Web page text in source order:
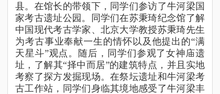
县。在馆长的带领下，同学们参访了牛河梁国
家考古遗址公园。同学们在苏秉琦纪念馆了解
中国现代考古学家、北京大学教授苏秉琦先生
为考古事业奉献一生的情怀以及他提出的“满
天星斗”观点。随后，同学们参观了女神庙遗
址，了解其“择中而居”的建筑特点，并且实地
考察了探方发掘现场。在祭坛遗址和牛河梁考
古工作站，同学们身临其境地感受了牛河梁丰